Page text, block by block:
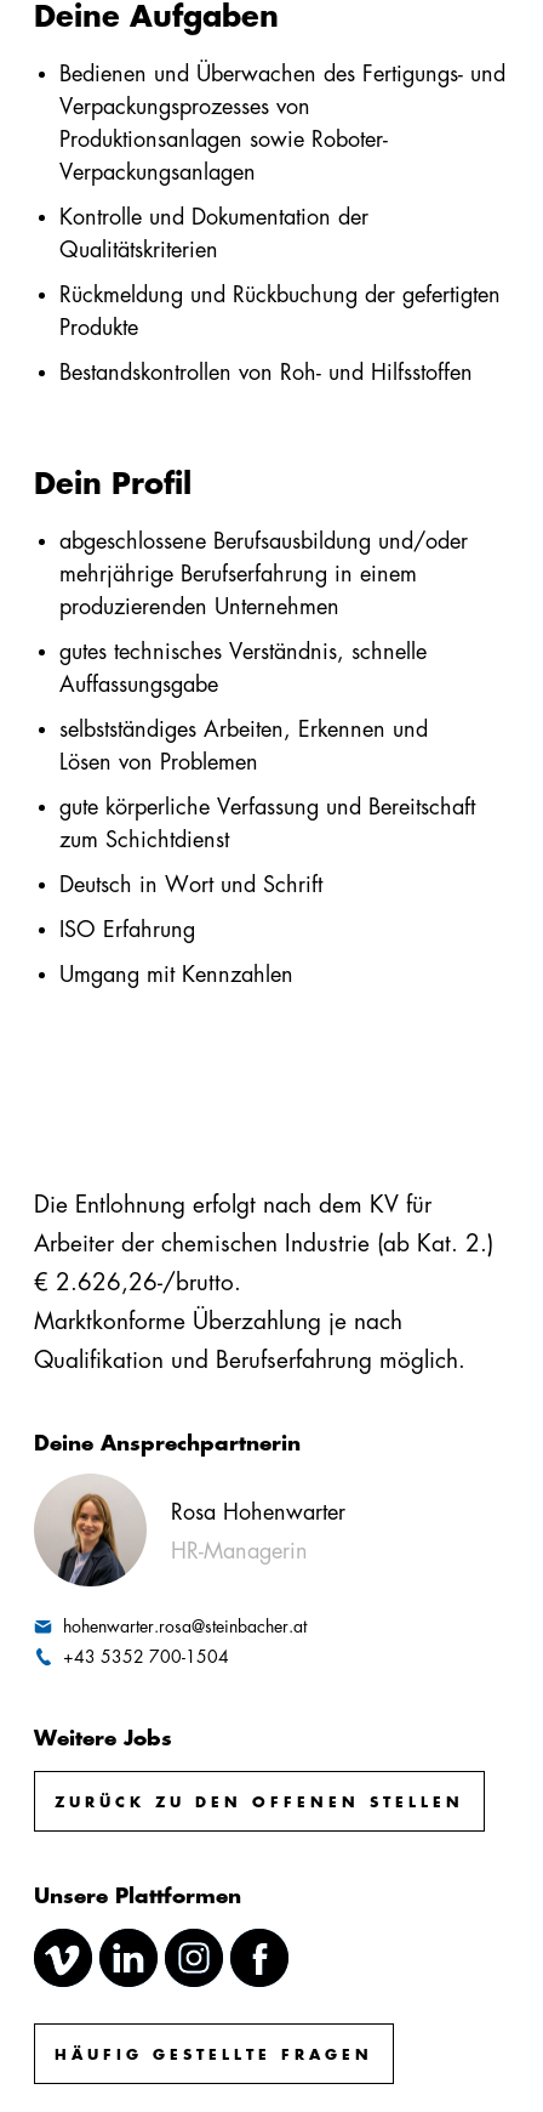
Förderungen
Handbücher/Kataloge
Preisliste &
Sortimentsliste
Innendämmung
Perimeter/Keller
außen
Formen,
Ladungsträger
Snowfarming
EPS
EPS
plus
Automatenplatten
PU
Steinwolle
Deine Aufgaben
Bedienen und Überwachen des Fertigungs- und
Verpackungsprozesses von
Produktionsanlagen sowie Roboter-
Verpackungsanlagen
Kontrolle und Dokumentation der
Qualitätskriterien
Rückmeldung und Rückbuchung der gefertigten
Produkte
Bestandskontrollen von Roh- und Hilfsstoffen
Dein Profil
abgeschlossene Berufsausbildung und/oder
mehrjährige Berufserfahrung in einem
produzierenden Unternehmen
gutes technisches Verständnis, schnelle
Auffassungsgabe
selbstständiges Arbeiten, Erkennen und
Lösen von Problemen
gute körperliche Verfassung und Bereitschaft
zum Schichtdienst
Deutsch in Wort und Schrift
ISO Erfahrung
Umgang mit Kennzahlen
Die Entlohnung erfolgt nach dem KV für
Arbeiter der chemischen Industrie (ab Kat. 2.)
€ 2.626,26-/brutto.
Marktkonforme Überzahlung je nach
Qualifikation und Berufserfahrung möglich.
Deine Ansprechpartnerin
Rosa Hohenwarter
HR-Managerin
hohenwarter.rosa@steinbacher.at
+43 5352 700-1504
Weitere Jobs
ZURÜCK ZU DEN OFFENEN STELLEN
Unsere Plattformen
HÄUFIG GESTELLTE FRAGEN